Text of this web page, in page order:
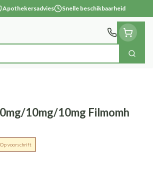
Apothekersadvies Snelle beschikbaarheid
Zoek
10mg/10mg Filmomh
Op voorschrift